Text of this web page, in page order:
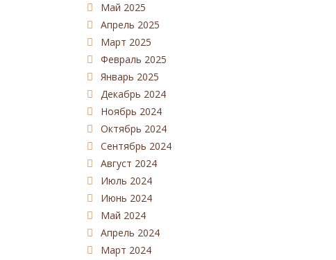
Май 2025
Апрель 2025
Март 2025
Февраль 2025
Январь 2025
Декабрь 2024
Ноябрь 2024
Октябрь 2024
Сентябрь 2024
Август 2024
Июль 2024
Июнь 2024
Май 2024
Апрель 2024
Март 2024